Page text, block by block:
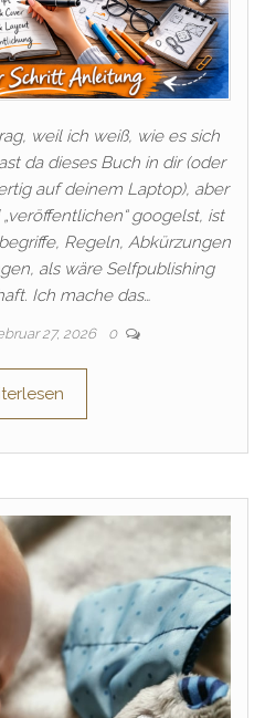
weil ich weiß, wie es sich
da dieses Buch in dir (oder
auf deinem Laptop), aber
googelst, ist
Regeln, Abkürzungen
als wäre Selfpublishing
Ich mache das…
27, 2026 0